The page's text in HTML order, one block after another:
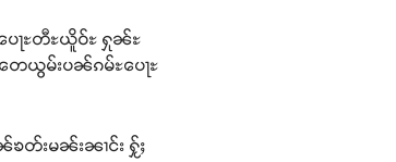
ႃႊတီႊယိူဝ်ႊ ႁုၼ်ႊ
ေယွမ်းပၼ်ၵမ်ႊပေႃႊ
တ်းမၼ်းၼၢင်း ႁႂ်ႈ